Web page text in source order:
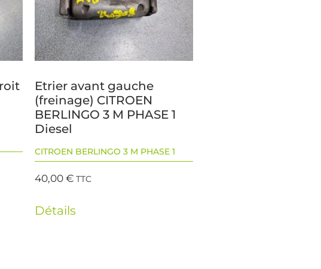
Etrier avant gauche
(freinage) CITROEN
BERLINGO 3 M PHASE 1
Diesel
CITROEN BERLINGO 3 M PHASE 1
40,00€ TTC
Détails